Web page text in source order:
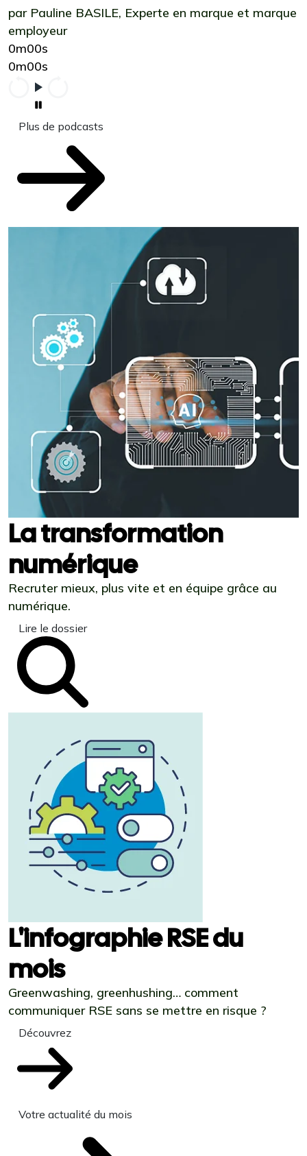
par Pauline BASILE, Experte en marque et marque
employeur
0m00s
0m00s
Plus de podcasts
La transformation
numérique
Recruter mieux, plus vite et en équipe grâce au
numérique.
Lire le dossier
L'infographie RSE du
mois
Greenwashing, greenhushing… comment
communiquer RSE sans se mettre en risque ?
Découvrez
Votre actualité du mois